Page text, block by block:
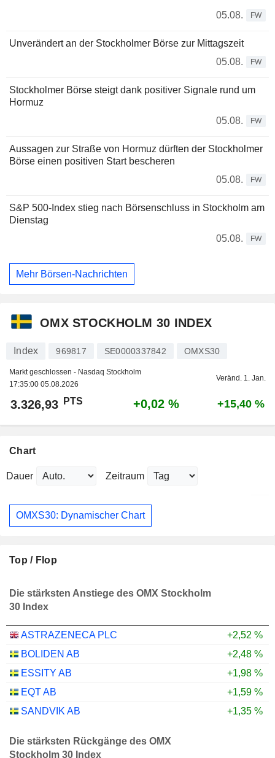
05.08.
FW
Unverändert an der Stockholmer Börse zur Mittagszeit
05.08.
FW
Stockholmer Börse steigt dank positiver Signale rund um
Hormuz
05.08.
FW
Aussagen zur Straße von Hormuz dürften der Stockholmer
Börse einen positiven Start bescheren
05.08.
FW
S&P 500-Index stieg nach Börsenschluss in Stockholm am
Dienstag
05.08.
FW
Mehr Börsen-Nachrichten
OMX STOCKHOLM 30 INDEX
Index 969817 SE0000337842 OMXS30
Markt geschlossen - Nasdaq Stockholm
17:35:00 05.08.2026
Veränd. 1. Jan.
3.326,93 PTS +0,02 % +15,40 %
Chart
Dauer Zeitraum
OMXS30: Dynamischer Chart
Top / Flop
Die stärksten Anstiege des OMX Stockholm
30 Index
ASTRAZENECA PLC
+2,52 %
BOLIDEN AB
+2,48 %
ESSITY AB
+1,98 %
EQT AB
+1,59 %
SANDVIK AB
+1,35 %
Die stärksten Rückgänge des OMX
Stockholm 30 Index